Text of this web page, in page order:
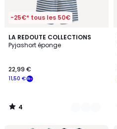
-25€* tous les 50€
LA REDOUTE COLLECTIONS
Pyjashort éponge
11,50 €
22,99 €
4
/
2
Couleurs
4
/